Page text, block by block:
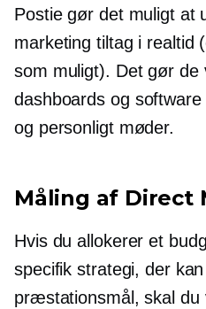
Postie gør det muligt at
marketing tiltag i realtid
som muligt). Det gør de
dashboards og
og personligtmøder.
Måling af Direct
Hvis du allokerer et
specifik strategi, der
præstationsmål, skal du